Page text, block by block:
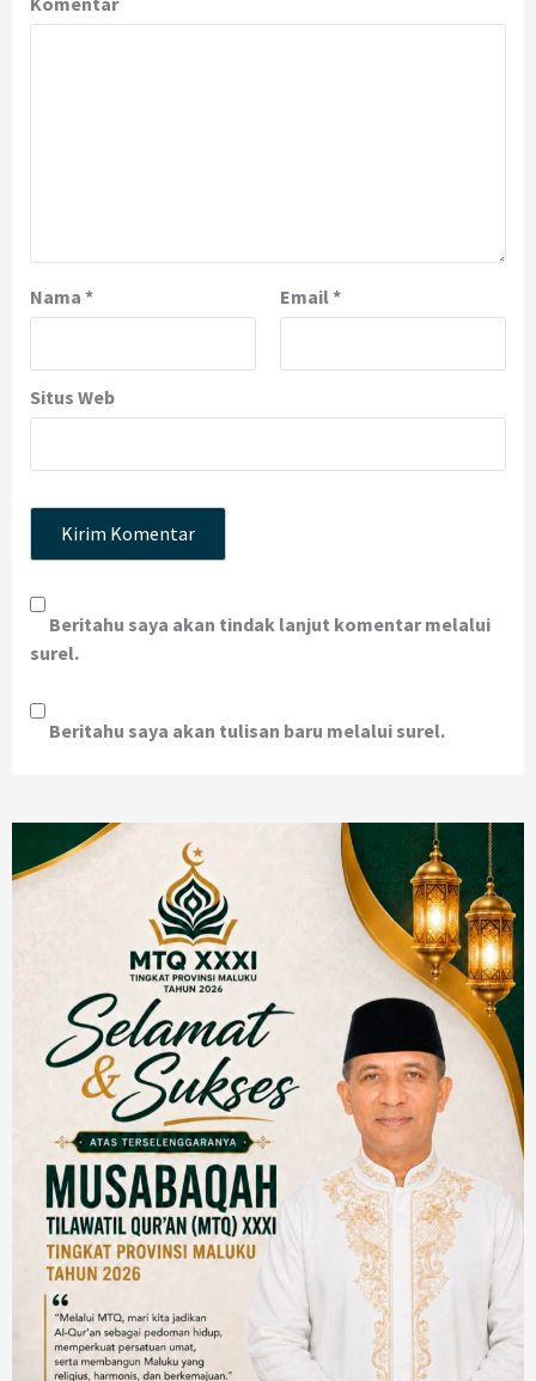
Nama * Email *
Situs Web
Beritahu saya akan tindak lanjut komentar melalui
surel.
Beritahu saya akan tulisan baru melalui surel.